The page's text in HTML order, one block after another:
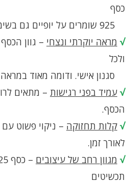
כסף
√ מראה יוקרתי ונצחי – גוון
ולכל
סגנון אישי. ודומה מאוד
√ עמיד בפני רגישות – מתאים
הכסף.
√ קלות תחזוקה – ניקוי פשוט
לאורך זמן.
√ מגוון רחב של עיצובים
תכשיטים